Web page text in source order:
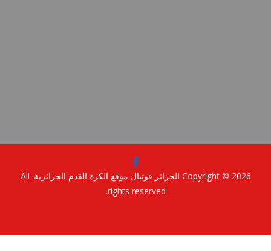
Copyright © الجزائر فوتبال موقع الكرة القدم الجزائرية
. All
rights reserved.